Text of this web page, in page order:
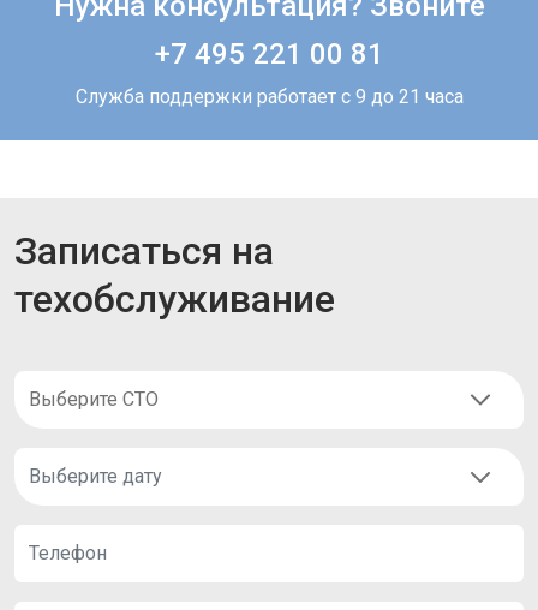
+7 495 221 00 81
Служба поддержки работает с 9 до 21 часа
Записаться на
техобслуживание